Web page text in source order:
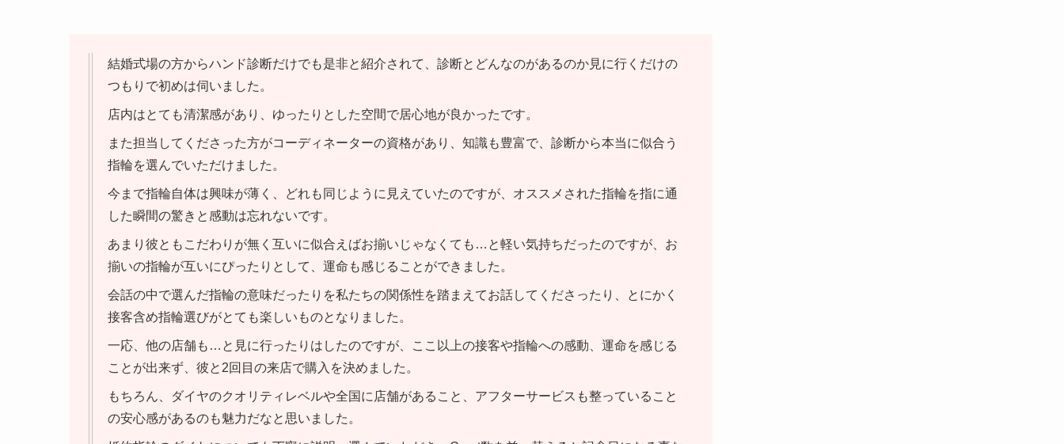
結婚式場の方からハンド診断だけでも是非と紹介されて、診断とどんなのがあるのか見に行くだけの
つもりで初めは伺いました。
店内はとても清潔感があり、ゆったりとした空間で居心地が良かったです。
また担当してくださった方がコーディネーターの資格があり、知識も豊富で、診断から本当に似合う
指輪を選んでいただけました。
今まで指輪自体は興味が薄く、どれも同じように見えていたのですが、オススメされた指輪を指に通
した瞬間の驚きと感動は忘れないです。
あまり彼ともこだわりが無く互いに似合えばお揃いじゃなくても…と軽い気持ちだったのですが、お
揃いの指輪が互いにぴったりとして、運命も感じることができました。
会話の中で選んだ指輪の意味だったりを私たちの関係性を踏まえてお話してくださったり、とにかく
接客含め指輪選びがとても楽しいものとなりました。
一応、他の店舗も…と見に行ったりはしたのですが、ここ以上の接客や指輪への感動、運命を感じる
ことが出来ず、彼と2回目の来店で購入を決めました。
もちろん、ダイヤのクオリティレベルや全国に店舗があること、アフターサービスも整っていること
の安心感があるのも魅力だなと思いました。